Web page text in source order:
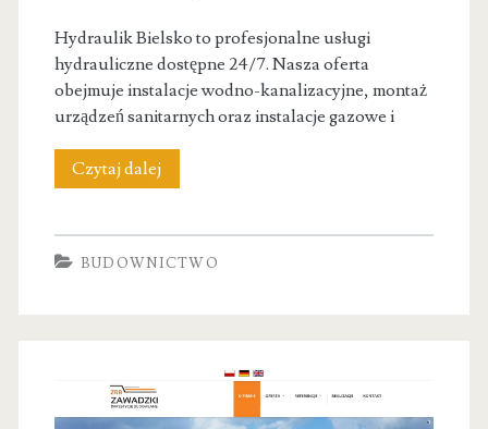
Hydraulik Bielsko to profesjonalne usługi
hydrauliczne dostępne 24/7. Nasza oferta
obejmuje instalacje wodno-kanalizacyjne, montaż
urządzeń sanitarnych oraz instalacje gazowe i
Czytaj dalejHydraulik
BUDOWNICTWO